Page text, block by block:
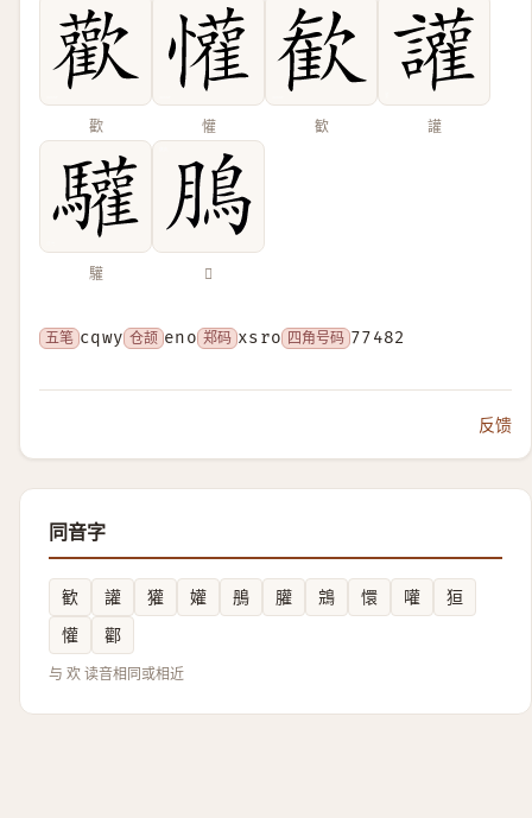
歡 懽 歓 讙
驩 𩿊
五笔 cqwy 仓颉 eno 郑码 xsro 四角号码 77482
反馈
同音字
歓 讙 獾 孉 鴅 䑏 鵍 懁 嚾
狟
懽
酄
与 欢 读音相同或相近